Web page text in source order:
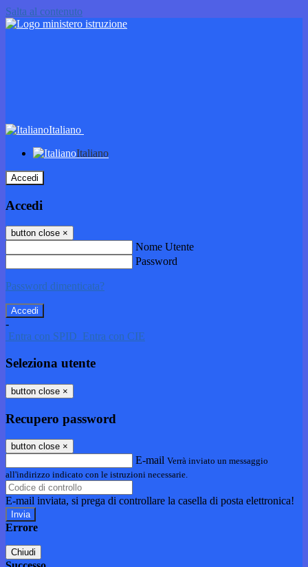
Salta al contenuto
Italiano
Italiano
Accedi
Accedi
button close ×
Nome Utente
Password
Password dimenticata?
-
Entra con SPID Entra con CIE
Seleziona utente
button close ×
Recupero password
button close ×
E-mail Verrà inviato un messaggio
all'indirizzo indicato con le istruzioni necessarie.
E-mail inviata, si prega di controllare la casella di posta elettronica!
Errore
Chiudi